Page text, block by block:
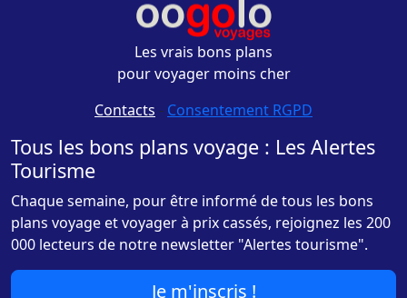
Les vrais bons plans
pour voyager moins cher
Contacts - Consentement RGPD
Tous les bons plans voyage : Les Alertes
Tourisme
Chaque semaine, pour être informé de tous les bons
plans voyage et voyager à prix cassés, rejoignez les 200
000 lecteurs de notre newsletter "Alertes tourisme".
Je m'inscris !